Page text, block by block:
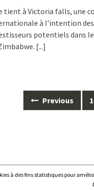
tient à Victoria falls, une
à l’intention
potentiels dans
[...]
Previous 1
Afrique7, l’info
à des fins statistiques pour